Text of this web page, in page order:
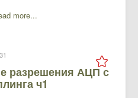
more...
разрешения АЦП с
ч1